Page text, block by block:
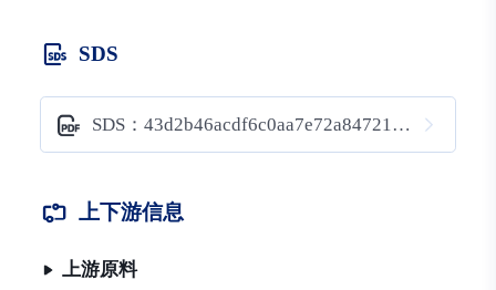
SDS
SDS：43d2b46acdf6c0aa7e72a84721902be6
上下游信息
上游原料